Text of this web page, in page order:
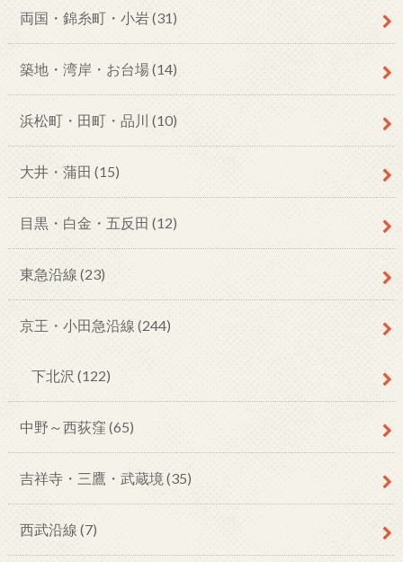
両国・錦糸町・小岩(31)
築地・湾岸・お台場(14)
浜松町・田町・品川 (10)
大井・蒲田 (15)
目黒・白金・五反田 (12)
東急沿線 (23)
京王・小田急沿線 (244)
下北沢 (122)
中野～西荻窪 (65)
吉祥寺・三鷹・武蔵境 (35)
西武沿線 (7)